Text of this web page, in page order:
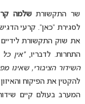
שר התקשורתשלמה
לסגירת “כאן”. קרעי
את שוק התקשורת
התחרות. לדבריו,“אין
השידור הציבורי, שאינו
להקטין את הפיקוח
המערב בעולם קיים